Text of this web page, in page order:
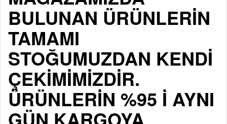
BULUNAN ÜRÜNLERİN
TAMAMI
STOĞUMUZDAN KENDİ
ÇEKİMİMİZDİR.
ÜRÜNLERİN %95 İ AYNI